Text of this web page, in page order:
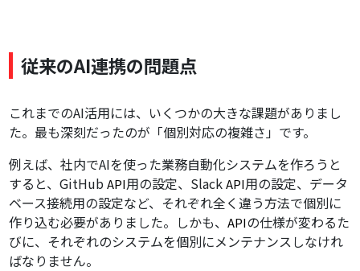
従来のAI連携の問題点
これまでのAI活用には、いくつかの大きな課題がありまし
た。最も深刻だったのが「個別対応の複雑さ」です。
例えば、社内でAIを使った業務自動化システムを作ろうと
すると、GitHubAPI用の設定、SlackAPI用の設定、データ
ベース接続用の設定など、それぞれ全く違う方法で個別に
作り込む必要がありました。しかも、APIの仕様が変わるた
びに、それぞれのシステムを個別にメンテナンスしなけれ
ばなりません。